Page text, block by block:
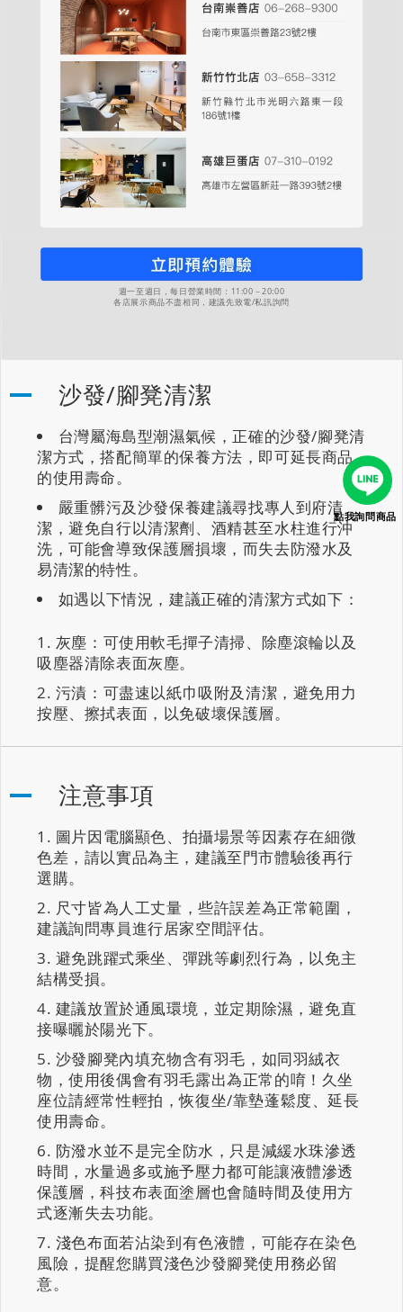
週一至週日，每日營業時間：11:00－20:00
各店展示商品不盡相同，建議先致電/私訊詢問
沙發/腳凳清潔
台灣屬海島型潮濕氣候，正確的沙發/腳凳清
潔方式，搭配簡單的保養方法，即可延長商品
的使用壽命。
嚴重髒污及沙發保養建議尋找專人到府清
潔，避免自行以清潔劑、酒精甚至水柱進行沖
洗，可能會導致保護層損壞，而失去防潑水及
易清潔的特性。
如遇以下情況，建議正確的清潔方式如下：
灰塵：可使用軟毛撣子清掃、除塵滾輪以及
吸塵器清除表面灰塵。
污漬：可盡速以紙巾吸附及清潔，避免用力
按壓、擦拭表面，以免破壞保護層。
注意事項
圖片因電腦顯色、拍攝場景等因素存在細微
色差，請以實品為主，建議至門市體驗後再行
選購。
尺寸皆為人工丈量，些許誤差為正常範圍，
建議詢問專員進行居家空間評估。
避免跳躍式乘坐、彈跳等劇烈行為，以免主
結構受損。
建議放置於通風環境，並定期除濕，避免直
接曝曬於陽光下。
沙發腳凳內填充物含有羽毛，如同羽絨衣
物，使用後偶會有羽毛露出為正常的唷！久坐
座位請經常性輕拍，恢復坐/靠墊蓬鬆度、延長
使用壽命。
防潑水並不是完全防水，只是減緩水珠滲透
時間，水量過多或施予壓力都可能讓液體滲透
保護層，科技布表面塗層也會隨時間及使用方
式逐漸失去功能。
淺色布面若沾染到有色液體，可能存在染色
風險，提醒您購買淺色沙發腳凳使用務必留
意。
點我詢問商品